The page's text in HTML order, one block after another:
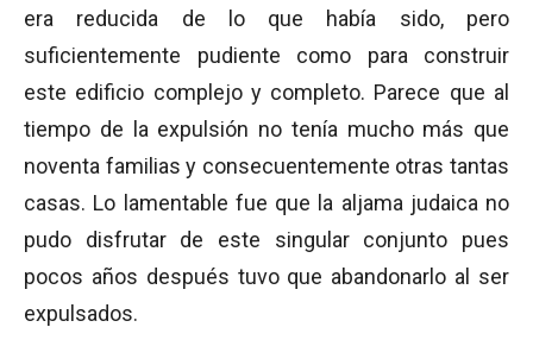
era reducida de lo que había sido, pero
suficientemente pudiente como para construir
este edificio complejo y completo. Parece que al
tiempo de la expulsión no tenía mucho más que
noventa familias y consecuentemente otras tantas
casas. Lo lamentable fue que la aljama judaica no
pudo disfrutar de este singular conjunto pues
pocos años después tuvo que abandonarlo al ser
expulsados.